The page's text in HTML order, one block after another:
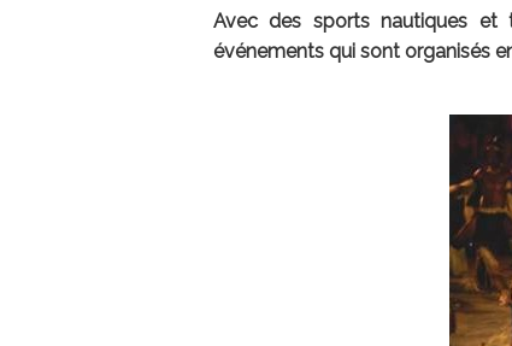
Avec des sports nautiques et
événements qui sont organisés